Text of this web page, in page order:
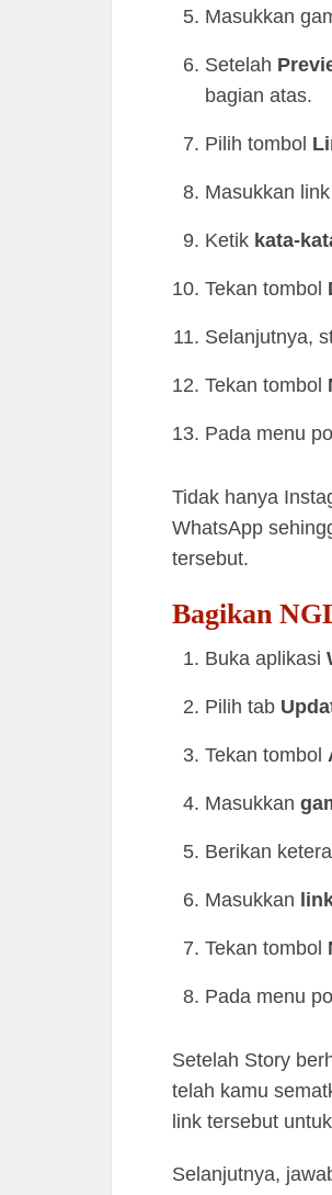
Masukkan
Setelah
bagian atas.
Pilih tombol
Masukkan
Ketik kata-
Tekan tombol
Selanjutnya,
Tekan tombol
Pada menu
Tidak hanya
WhatsApp
tersebut.
Bagikan
Buka aplikasi
Pilih tab
Tekan tombol
Masukkan
Berikan
Masukkan
Tekan tombol
Pada menu
Setelah Story
telah kamu
link tersebut
Selanjutnya,